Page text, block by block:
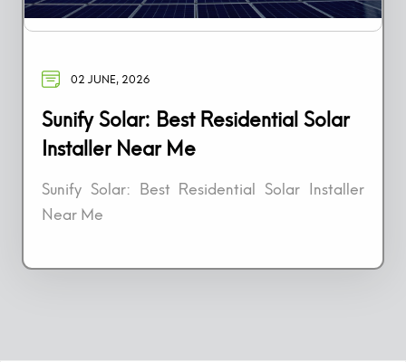
02 JUNE, 2026
Sunify Solar: Best Residential Solar
Installer Near Me
Sunify Solar: Best Residential Solar Installer
Near Me